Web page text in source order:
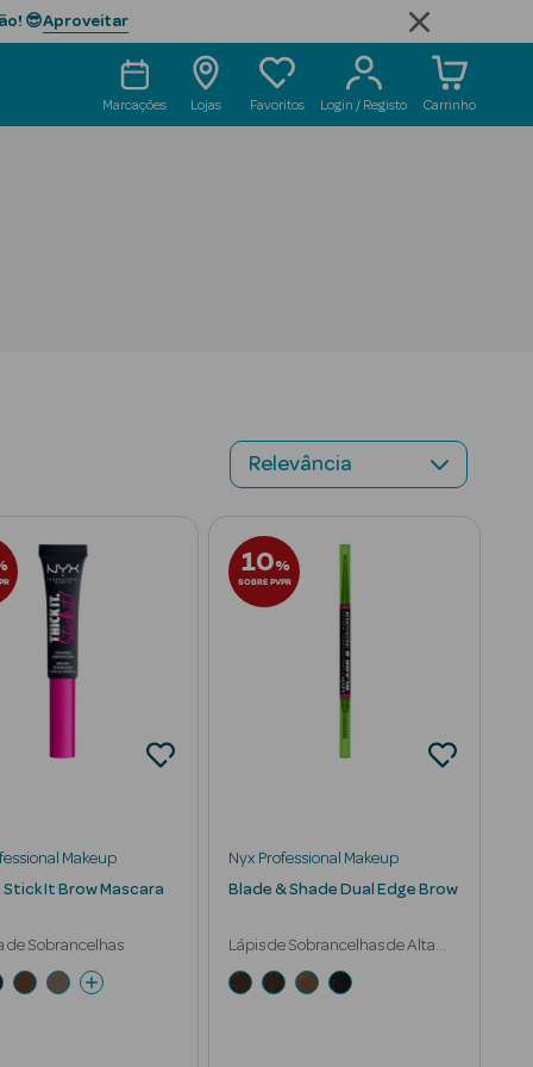
😎Aproveitar
Marcações Lojas Favoritos Login / Registo Carrinho
Makeup
Stick It Brow Mascara
de Sobrancelhas
10%
SOBRE PVPR
Nyx Professional Makeup
Blade & Shade Dual Edge Brow
Lápis de Sobrancelhas de Alta
Definição